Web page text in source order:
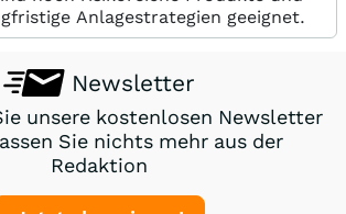
Anlagestrategien geeignet.
Newsletter
unsere kostenlosen Newsletter
Sie nichts mehr aus der
Redaktion